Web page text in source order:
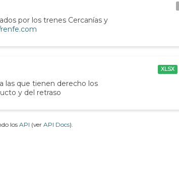
por los trenes Cercanías y
las que tienen derecho los
y del retraso
XLSX
los API (ver API Docs).